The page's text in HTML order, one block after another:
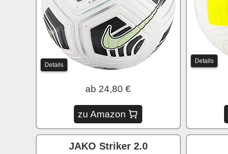
Details
ab 24,80 €
zu Amazon
Details
JAKO Striker 2.0